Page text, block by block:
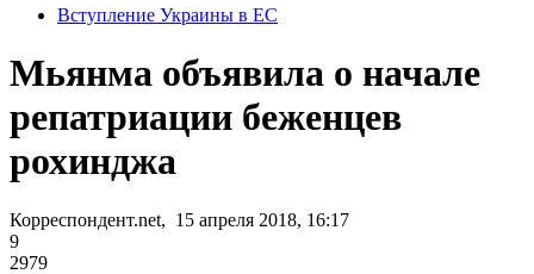
Вступление Украины в ЕС
Мьянма объявила о начале
репатриации беженцев
рохинджа
Корреспондент.net, 15 апреля 2018, 16:17
9
2979